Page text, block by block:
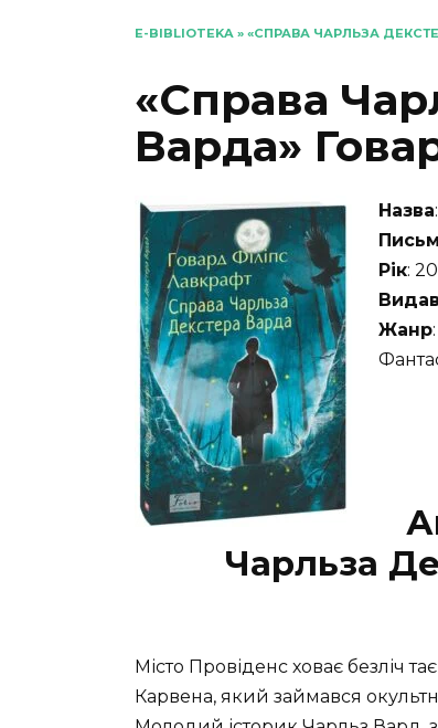
E-BIBLIOTEKA » «СПРАВА ЧАРЛЬЗА
«Справа
Варда»
Назва
Рік:
Жанр
Чарльза
Місто Провіденс ховає безліч
Карвена, який займався